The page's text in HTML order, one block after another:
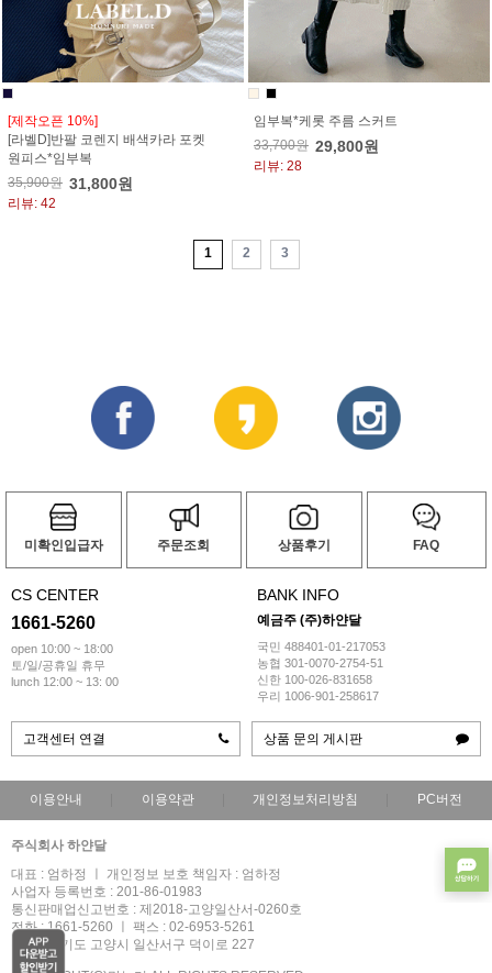
[제작오픈 10%]
[라벨D]반팔 코렌지 배색카라 포켓
원피스*임부복
35,900원 31,800원
리뷰: 42
임부복*케롯 주름 스커트
33,700원 29,800원
리뷰: 28
1 2 3
미확인입급자 주문조회 상품후기 FAQ
CS CENTER
1661-5260
open 10:00 ~ 18:00
토/일/공휴일 휴무
lunch 12:00 ~ 13: 00
BANK INFO
예금주 (주)하얀달
국민 488401-01-217053
농협 301-0070-2754-51
신한 100-026-831658
우리 1006-901-258617
고객센터 연결 상품 문의 게시판
이용안내 이용약관 개인정보처리방침 PC버전
주식회사 하얀달
대표 : 엄하정 ㅣ 개인정보 보호 책임자 : 엄하정
사업자 등록번호 : 201-86-01983
통신판매업신고번호 : 제2018-고양일산서-0260호
전화 : 1661-5260 ㅣ 팩스 : 02-6953-5261
주소 : 경기도 고양시 일산서구 덕이로 227